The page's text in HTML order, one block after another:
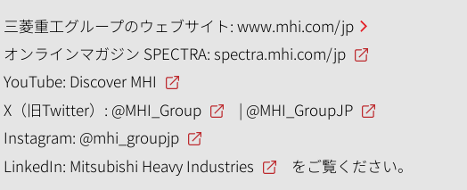
三菱重工グループのウェブサイト: www.mhi.com/jp
オンラインマガジン SPECTRA: spectra.mhi.com/jp
YouTube: Discover MHI
X（旧Twitter）: @MHI_Group | @MHI_GroupJP
Instagram: @mhi_groupjp
LinkedIn: Mitsubishi Heavy Industries をご覧ください。